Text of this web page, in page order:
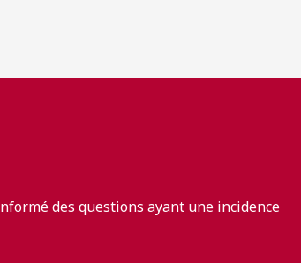
des questions ayant une incidence